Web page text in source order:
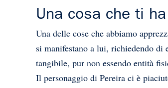
Una cosa che ti
Una delle cose che abbiamo
si manifestano a lui, richiedendo di
tangibile, pur non essendo entità
Il personaggio di Pereira ci è